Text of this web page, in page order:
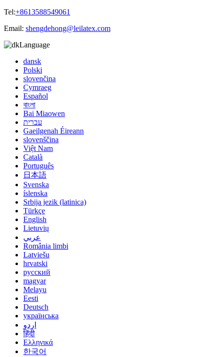
Tel:+8613588549061
Email: shengdehong@leilatex.com
Language
dansk
Polski
slovenčina
Cymraeg
Español
বাংলা
Bai Miaowen
עברית
Gaeilgenah Éireann
slovenščina
Việt Nam
Català
Português
日本語
Svenska
íslenska
Srbija jezik (latinica)
Türkçe
English
Lietuvių
عربي
România limbi
Latviešu
hrvatski
русский
magyar
Melayu
Eesti
Deutsch
українська
اردو
हिंदी
Ελληνικά
한국어